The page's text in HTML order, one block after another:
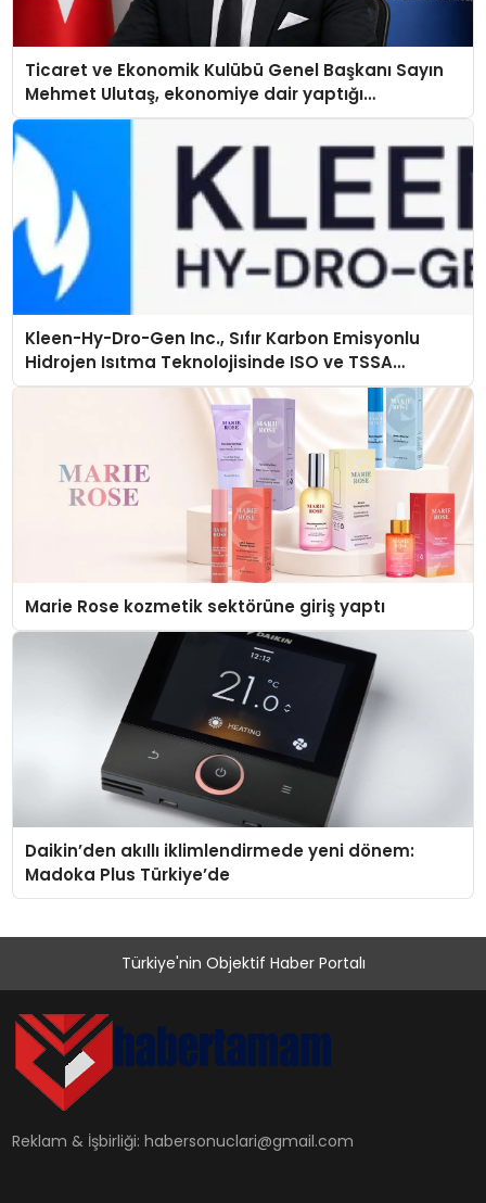
Ticaret ve Ekonomik Kulübü Genel Başkanı Sayın
Mehmet Ulutaş, ekonomiye dair yaptığı
açıklamada şunları kaydetti:
Kleen-Hy-Dro-Gen Inc., Sıfır Karbon Emisyonlu
Hidrojen Isıtma Teknolojisinde ISO ve TSSA
Düzenleyici Onaylarını Aldı
Marie Rose kozmetik sektörüne giriş yaptı
Daikin’den akıllı iklimlendirmede yeni dönem:
Madoka Plus Türkiye’de
Türkiye'nin Objektif Haber Portalı
Reklam & İşbirliği:habersonuclari@gmail.com